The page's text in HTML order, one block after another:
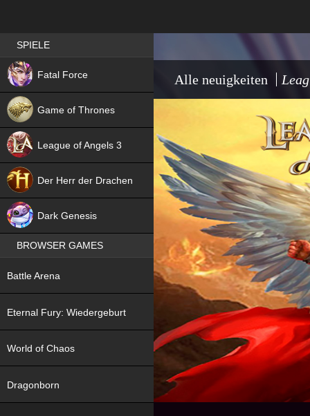
Alle neuigkeiten
Best RPG games in Germany
SPIELE
Fatal Force
NEW
Game of Thrones
League of Angels 3
Der Herr der Drachen
Dark Genesis
BROWSER GAMES
Battle Arena
NEW
Eternal Fury: Wiedergeburt
World of Chaos
Dragonborn